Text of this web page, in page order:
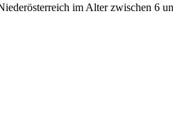
im Alter zwischen 6